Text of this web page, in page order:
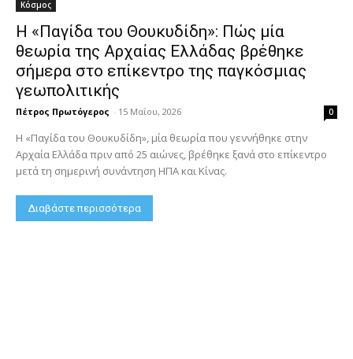
Κόσμος
Η «Παγίδα του Θουκυδίδη»: Πώς μία
θεωρία της Αρχαίας Ελλάδας βρέθηκε
σήμερα στο επίκεντρο της παγκόσμιας
γεωπολιτικής
Πέτρος Πρωτόγερος - 15 Μαΐου, 2026 0
Η «Παγίδα του Θουκυδίδη», μία θεωρία που γεννήθηκε στην
Αρχαία Ελλάδα πριν από 25 αιώνες, βρέθηκε ξανά στο επίκεντρο
μετά τη σημερινή συνάντηση ΗΠΑ και Κίνας.
Διαβάστε περισσότερα